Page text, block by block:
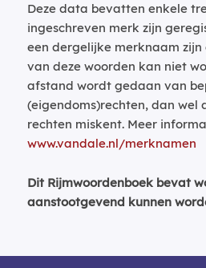
Deze data bevatten enkele
ingeschreven merk zijn
een dergelijke merknaam
van deze woorden kan niet
afstand wordt gedaan van
(eigendoms)rechten, dan wel
rechten miskent. Meer
www.vandale.nl/merknamen
Dit Rijmwoordenboek bevat
aanstootgevend kunnen